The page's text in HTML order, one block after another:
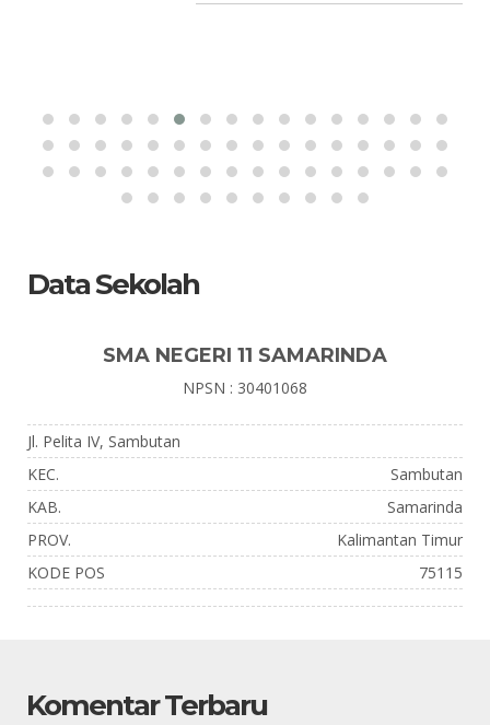
Data Sekolah
SMA NEGERI 11 SAMARINDA
NPSN : 30401068
Jl. Pelita IV, Sambutan
KEC.
Sambutan
KAB.
Samarinda
PROV.
Kalimantan Timur
KODE POS
75115
Komentar Terbaru